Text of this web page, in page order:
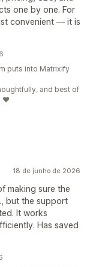
one by one. For
convenient — it is
puts into Matrixify
and best of
❤️
18 de junho de 2026
making sure the
but the support
It works
Has saved